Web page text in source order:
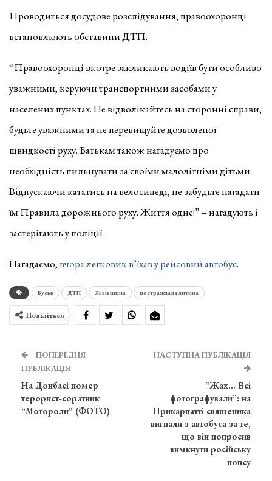
Проводиться досудове розслідування, правоохоронці
встановлюють обставини ДТП.
“Правоохоронці вкотре закликають водіїв бути особливо
уважними, керуючи транспортними засобами у
населених пунктах. Не відволікайтесь на сторонні справи,
будьте уважними та не перевищуйте дозволеної
швидкості руху. Батькам також нагадуємо про
необхідність пильнувати за своїми малолітніми дітьми.
Відпускаючи кататись на велосипеді, не забудьте нагадати
їм Правила дорожнього руху. Життя одне!” – нагадують і
застерігають у поліції.
Нагадаємо,вчора легковик в’їхав у рейсовий автобус.
Буськ ДТП Львівщина постраждала дитина
Поділіться
ПОПЕРЕДНЯ
ПУБЛІКАЦІЯ
На Донбасі помер
терорист-соратник
“Мотороли” (ФОТО)
НАСТУПНА ПУБЛІКАЦІЯ
“Жах… Всі
фотографували”: на
Прикарпатті священика
вигнали з автобуса за те,
що він попросив
вимкнути російську
попсу